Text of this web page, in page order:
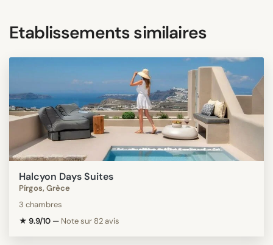
Etablissements similaires
Halcyon Days Suites
Pírgos, Grèce
3 chambres
★ 9.9/10 — Note sur 82 avis